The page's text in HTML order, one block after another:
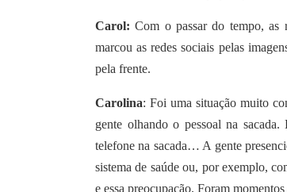
Carol:Com o passar do tempo, as
marcou as redes sociais pelas
pela frente.
Carolina: Foi uma situação muito
gente olhando o pessoal na
telefone na sacada… A gente
sistema de saúde ou, por exemplo,
e essa preocupação. Foram